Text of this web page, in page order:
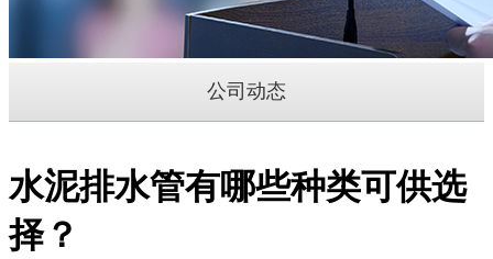
公司动态
水泥排水管有哪些种类可供选
择？